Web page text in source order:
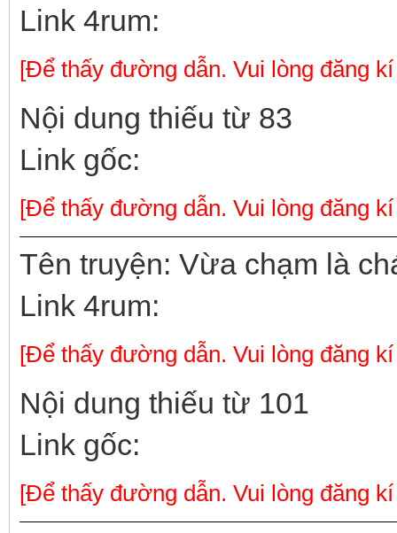
Link 4rum:
[Để thấy đường dẫn. Vui lòng đăng
Nội dung thiếu từ 83
Link gốc:
[Để thấy đường dẫn. Vui lòng đăng
Tên truyện: Vừa chạm là
Link 4rum:
[Để thấy đường dẫn. Vui lòng đăng
Nội dung thiếu từ 101
Link gốc:
[Để thấy đường dẫn. Vui lòng đăng